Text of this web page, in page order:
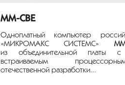
MM-CBE
Одноплатный компьютер
«МИКРОМАКС СИСТЕМС»
из объединительной платы с
встраиваемым
отечественной разработки...